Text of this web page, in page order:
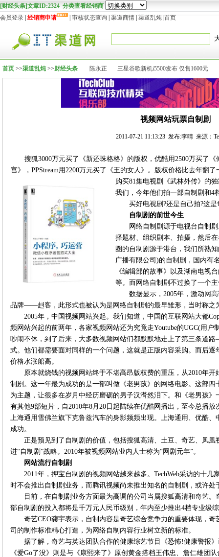
[财经头条]文章ID:2324 分类查看经销商
会员登录 经销商申请 审核状态查询 渠道商情 渠道乱炖 首页
首页 >>渠道乱炖>>财经头条 陈永正 三星谷歌新机i5500发布 仅售1600元
视频网站玩票自制剧
2011-07-21 11:13:23 发布:李晴 来源：
搜狐3000万元买了《新还珠格格》的版权，优酷用2500万买了
宫》，PPStream用2200万元买了《王的女人》。版权价格比去年翻
购买81集电视剧《武林外传》的
我们，今年他们拍一部自制剧和4
买好电视剧?还是自己拍?这
自制剧的前世今生
网络自制剧源于电视台自制
择题材、组织剧本、拍摄，然后
圈的自制剧源于港台，我们所熟
广播有限公司)的自制剧，国内有
《编辑部的故事》以及湖南电视
等。而网络自制剧不过换了一个
数据显示，2005年，激动网
品牌——赳客，此形式也被认为是网络自制剧的最早雏形，当时称之
2005年，中国视频网站兴起。我们知道，中国的互联网站大都
频网站兴起的前两年，各家视频网站还为究竟走Youtube的UGC(用
吵闹不休，到了后来，大多数视频网站们都默默地走上了第三条道
式。他们都需要面对同样的一个问题，这就是正版内容采购。而后
价格水涨船高。
原本就烧钱的视频网站终于不堪高昂版权费的重压，从2010年
制剧。这一年最为成功的是一部叫做《老男孩》的网络电影。这部
为主题，让很多在岁月中经历磨砺的男子汉潸然泪下。和《老男孩
有其他9部短片，自2010年8月20日起陆续在优酷网播出，至今总播
上海通用雪佛兰旗下克鲁兹汽车的身影频频出现。上海通用、优酷
成功。
正是预见到了自制剧的价值，包括搜狐高清、土豆、奇艺、凤
进“自制剧”战略。2010年被视频网站业内人士称为“网剧元年”。
网站流行自制剧
2011年，押宝自制剧的视频网站越来越多。TechWeb采访的十
时不会推出自制剧业务，而腾讯视频尚未推出知名的自制剧，或许处
目前，在自制剧业务方面最为高调的公司当属搜狐高清和奇艺
部自制剧的投入都将是千万元人民币级别，年内至少推出4档专业级
奇艺CEO龚宇表示，自制内容是奇艺综合竞争力的重要体现，
司的制作标准精心打造，为网络自制内容行业树立新的标准。
据了解，奇艺与英达团队合作的健康综艺节目《恐怖!健康警报
《爱Go了没》则是与《康熙来了》原创黄金搭档王伟忠、詹仁雄团